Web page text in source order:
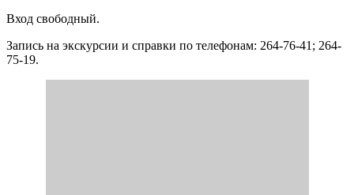
Вход свободный.
Запись на экскурсии и справки по телефонам: 264-76-41; 264-
75-19.